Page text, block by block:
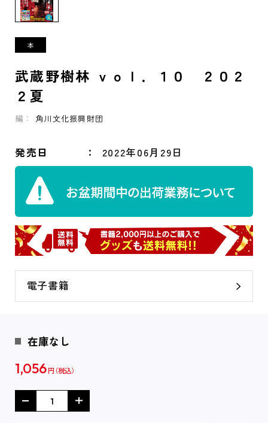
武蔵野樹林 ｖｏｌ．１０ ２０２
２夏
編： 角川文化振興財団
発売日 2022年06月29日
電子書籍
在庫なし
1,056 円